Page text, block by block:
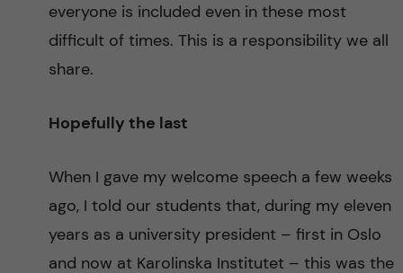
everyone is included even in these most
difficult of times. This is a responsibility we all
share.
Hopefully the last
When I gave my welcome speech a few weeks
ago, I told our students that, during my eleven
years as a university president – first in Oslo
and now at Karolinska Institutet – this was the